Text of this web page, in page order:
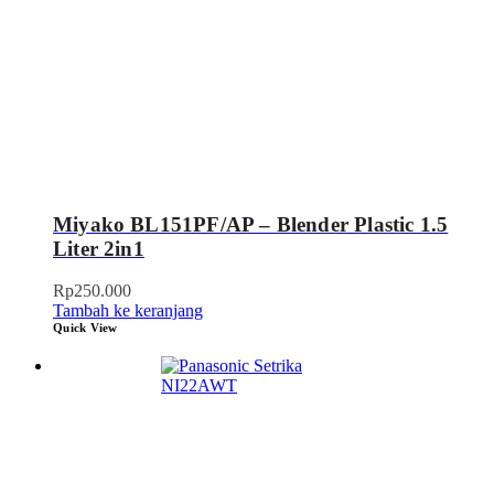
Miyako BL151PF/AP – Blender Plastic 1.5
Liter 2in1
Rp250.000
Tambah ke keranjang
Quick View